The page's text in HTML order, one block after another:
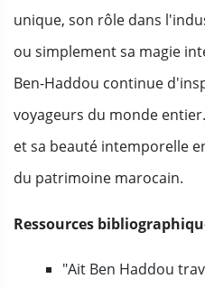
unique, son rôle dans
ou simplement sa magie
Ben-Haddou continue
voyageurs du monde
et sa beauté intemporelle
du patrimoine marocain.
Ressources
"Ait Ben Haddou